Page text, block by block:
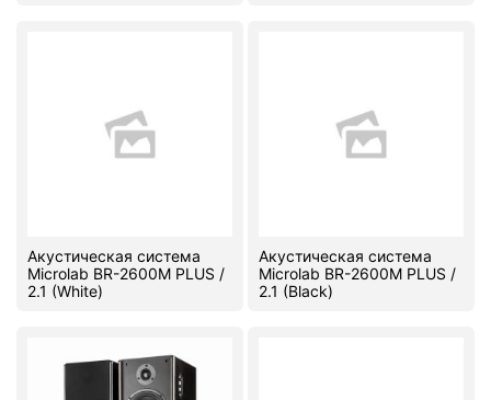
Акустическая система
Microlab BR-2600M PLUS /
2.1 (White)
Акустическая система
Microlab BR-2600M PLUS /
2.1 (Black)